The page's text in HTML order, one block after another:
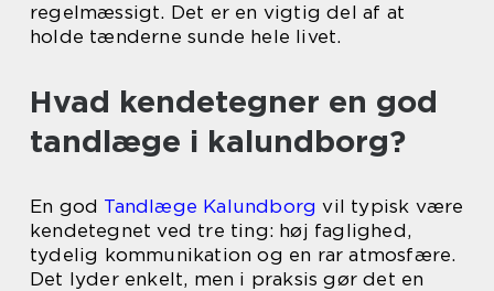
regelmæssigt. Det er en vigtig del af at
holde tænderne sunde hele livet.
Hvad kendetegner en god
tandlæge i kalundborg?
En god Tandlæge Kalundborg vil typisk være
kendetegnet ved tre ting: høj faglighed,
tydelig kommunikation og en rar atmosfære.
Det lyder enkelt, men i praksis gør det en